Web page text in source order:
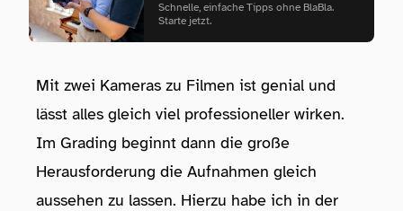
Schnelle, einfache Tipps ohne BlaBla.
Starte jetzt.
Mit zwei Kameras zu Filmen ist genial und
lässt alles gleich viel professioneller wirken.
Im Grading beginnt dann die große
Herausforderung die Aufnahmen gleich
aussehen zu lassen. Hierzu habe ich in der